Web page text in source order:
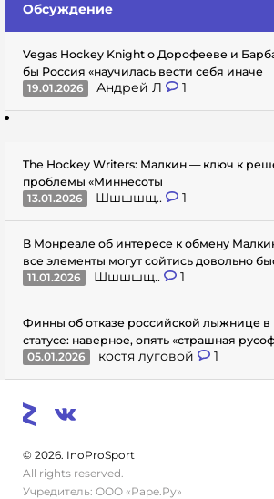
Обсуждение
Vegas Hockey Knight о Дорофееве и
бы Россия «научилась вести себя иначе
19.01.2026
Андрей Л 1
The Hockey Writers: Малкин — ключ к
проблемы «Миннесоты
13.01.2026
Шшшшщ.. 1
В Монреале об интересе к обмену
все элементы могут сойтись довольно
11.01.2026
Шшшшщ.. 1
Финны об отказе российской лыжнице в
статусе: наверное, опять «страшная
05.01.2026
костя луговой 1
© 2026. InoProSport
All rights reserved.
Учредитель: ООО «Раре.Ру»